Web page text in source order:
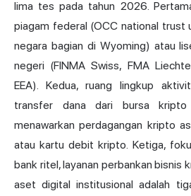
lima tes pada tahun 2026.
piagam federal (OCC national trust
negara bagian di Wyoming) atau
negeri (FINMA Swiss, FMA
EEA). Kedua, ruang lingkup
transfer dana dari bursa
menawarkan perdagangan kripto
ataukartu debit kripto. Ketiga,
bank ritel, layanan perbankan bisnis
aset digital institusional adalah